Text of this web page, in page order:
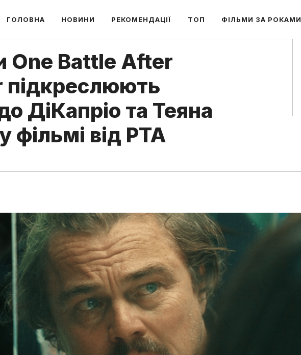
ГОЛОВНА НОВИНИ РЕКОМЕНДАЦІЇ ТОП ФІЛЬМИ ЗА РОКАМИ
One Battle After
підкреслюють
ДіКапріо та Теяна
фільмі від PTA